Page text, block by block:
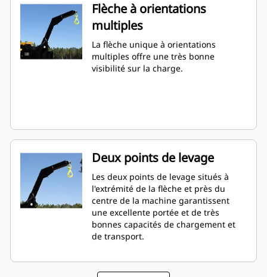
Flèche à orientations
multiples
La flèche unique à orientations
multiples offre une très bonne
visibilité sur la charge.
Deux points de levage
Les deux points de levage situés à
l'extrémité de la flèche et près du
centre de la machine garantissent
une excellente portée et de très
bonnes capacités de chargement et
de transport.